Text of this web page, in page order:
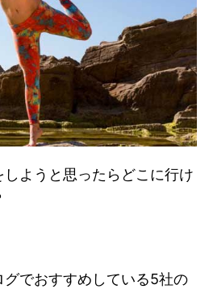
ようと思ったらどこに行け
でおすすめしている5社の